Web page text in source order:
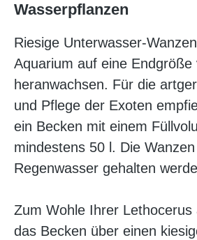
Wasserpflanzen
Riesige Unterwasser-
Aquarium auf eine Endgröße
heranwachsen. Für die
und Pflege der Exoten
ein Becken mit einem
mindestens 50 l. Die
Regenwasser gehalten
Zum Wohle Ihrer Lethocerus
das Becken über einen